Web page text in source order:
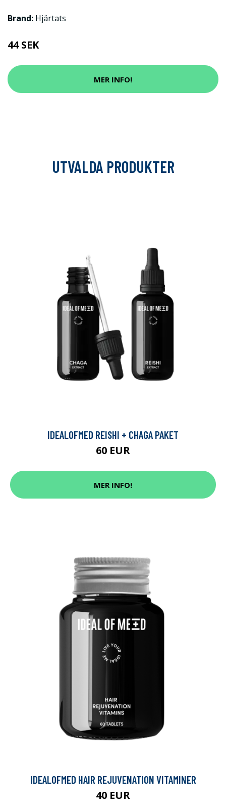
Brand: Hjärtats
44 SEK
MER INFO!
UTVALDA PRODUKTER
IDEALOFMED REISHI + CHAGA PAKET
60 EUR
MER INFO!
IDEALOFMED HAIR REJUVENATION VITAMINER
40 EUR